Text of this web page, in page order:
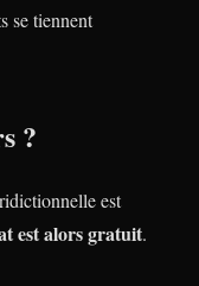
se tiennent
?
est
est alors gratuit.